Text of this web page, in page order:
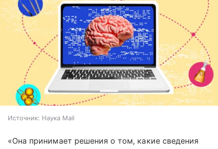
Источник: Наука Mail
«Она принимает решения о том, какие сведения